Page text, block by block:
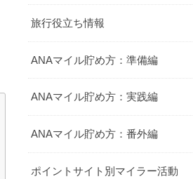
旅行役立ち情報
ANAマイル貯め方：準備編
ANAマイル貯め方：実践編
ANAマイル貯め方：番外編
ポイントサイト別マイラー活動